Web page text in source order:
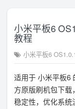
小米平板6
教程
小米平板6
适用于 小米平板6
方原版刷机包下
稳定性，优化系统